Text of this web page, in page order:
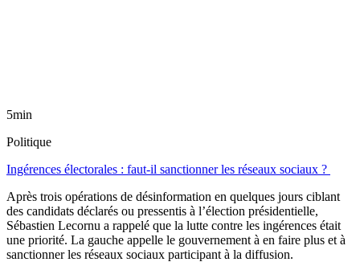
5min
Politique
Ingérences électorales : faut-il sanctionner les réseaux sociaux ?
Après trois opérations de désinformation en quelques jours ciblant
des candidats déclarés ou pressentis à l’élection présidentielle,
Sébastien Lecornu a rappelé que la lutte contre les ingérences était
une priorité. La gauche appelle le gouvernement à en faire plus et à
sanctionner les réseaux sociaux participant à la diffusion.